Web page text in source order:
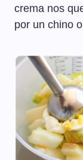
crema nos
por un chino